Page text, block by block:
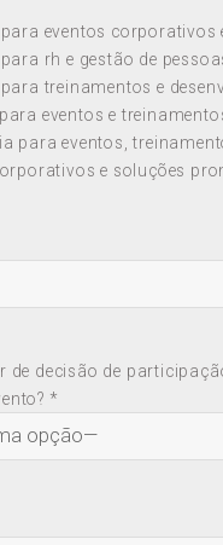
eventos corporativos
rh e gestão de
treinamentos e
eventos e
para eventos,
e soluções
de decisão de
*